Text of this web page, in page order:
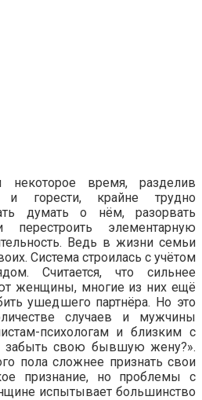
время, разделив
и горести, крайне трудно
думать о нём, разорвать
элементарную
Ведь в жизни семьи
Система строилась с учётом
Считается, что сильнее
женщины, многие из них ещё
ушедшего партнёра. Но это
случаев и мужчины
психологам и близким с
забыть свою бывшую жену?».
пола сложнее признать свои
признание, но проблемы с
испытывает большинство